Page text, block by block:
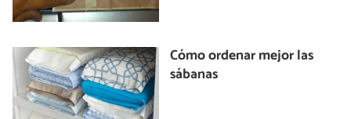
Cómo ordenar mejor las
sábanas